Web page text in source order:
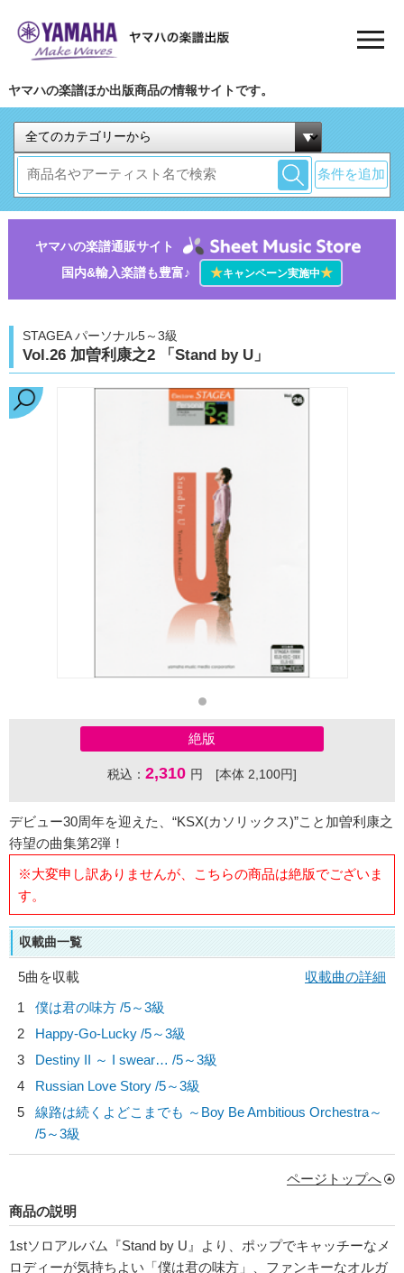
ヤマハの楽譜ほか出版商品の情報サイトです。
条件を追加
ヤマハの楽譜通販サイト
国内&輸入楽譜も豊富♪
★キャンペーン実施中★
STAGEA パーソナル5～3級
Vol.26 加曽利康之2 「Stand by U」
絶版
税込： 2,310 円 [本体 2,100円]
デビュー30周年を迎えた、“KSX(カソリックス)”こと加曽利康之
待望の曲集第2弾！
※大変申し訳ありませんが、こちらの商品は絶版でございま
す。
収載曲一覧
5曲を収載
収載曲の詳細
1
僕は君の味方 /5～3級
2
Happy-Go-Lucky /5～3級
3
Destiny II ～ I swear… /5～3級
4
Russian Love Story /5～3級
5
線路は続くよどこまでも ～Boy Be Ambitious Orchestra～
/5～3級
ページトップへ
商品の説明
1stソロアルバム『Stand by U』より、ポップでキャッチーなメ
ロディーが気持ちよい「僕は君の味方」、ファンキーなオルガ